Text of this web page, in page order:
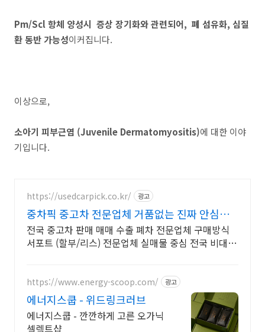
Pm/Scl 항체 양성시 증상 장기화와 관련되어, 폐 섬유화, 심질
환 동반 가능성이커집니다.
이상으로,
소아기 피부근염 (Juvenile Dermatomyositis)에 대한 이야
기입니다.
https://usedcarpick.co.kr/ 광고
중차픽 중고차 전문업체 거품없는 진짜 안심거
래
전국 중고차 판매 매매 수출 폐차 전문업체 구매방식
서포트 (할부/리스) 전문업체 실매물 중심 전국 비대면
https://www.energy-scoop.com/ 광고
에너지스쿱 - 위드링크러브
에너지스쿱 - 깐깐하게 고른 오가닉
셀렉트샵